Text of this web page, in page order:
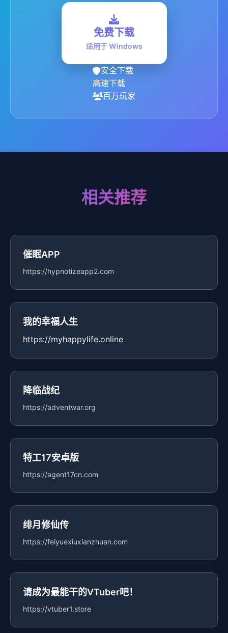
免费下载
适用于 Windows
安全下载
高速下载
百万玩家
相关推荐
催眠APP
https://hypnotizeapp2.com
我的幸福人生
https://myhappylife.online
降临战纪
https://adventwar.org
特工17安卓版
https://agent17cn.com
绯月修仙传
https://feiyuexiuxianzhuan.com
请成为最能干的VTuber吧！
https://vtuber1.store